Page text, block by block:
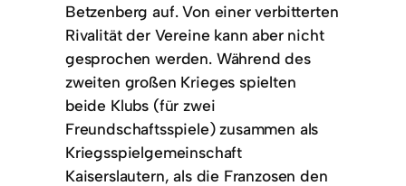
Betzenberg auf. Von einer verbitterten
Rivalität der Vereine kann aber nicht
gesprochen werden. Während des
zweiten großen Krieges spielten
beide Klubs (für zwei
Freundschaftsspiele) zusammen als
Kriegsspielgemeinschaft
Kaiserslautern, als die Franzosen den